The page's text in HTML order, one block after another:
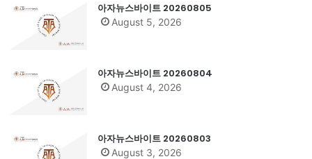
아자뉴스바이트 20260805
August 5, 2026
아자뉴스바이트 20260804
August 4, 2026
아자뉴스바이트 20260803
August 3, 2026